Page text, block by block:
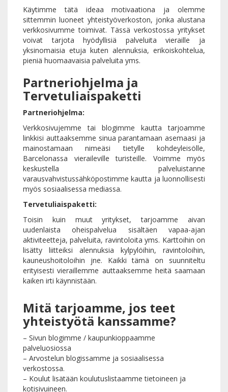
Käytimme tätä ideaa motivaationa ja olemme
sittemmin luoneet yhteistyöverkoston, jonka alustana
verkkosivumme toimivat. Tässä verkostossa yritykset
voivat tarjota hyödyllisiä palveluita vieraille ja
yksinomaisia etuja kuten alennuksia, erikoiskohtelua,
pieniä huomaavaisia palveluita yms.
Partneriohjelma ja
Tervetuliaispaketti
Partneriohjelma:
Verkkosivujemme tai blogimme kautta tarjoamme
linkkisi auttaaksemme sinua parantamaan asemaasi ja
mainostamaan nimeäsi tietylle kohdeyleisölle,
Barcelonassa vieraileville turisteille. Voimme myös
keskustella palveluistanne
varausvahvistussähköpostimme kautta ja luonnollisesti
myös sosiaalisessa mediassa.
Tervetuliaispaketti:
Toisin kuin muut yritykset, tarjoamme aivan
uudenlaista oheispalvelua sisältäen vapaa-ajan
aktiviteetteja, palveluita, ravintoloita yms. Karttoihin on
lisätty liitteiksi alennuksia kylpylöihin, ravintoloihin,
kauneushoitoloihin jne. Kaikki tämä on suunniteltu
erityisesti vieraillemme auttaaksemme heitä saamaan
kaiken irti käynnistään.
Mitä tarjoamme, jos teet
yhteistyötä kanssamme?
– Sivun blogimme / kaupunkioppaamme
palveluosiossa
– Arvostelun blogissamme ja sosiaalisessa
verkostossa.
– Koulut lisätään koulutuslistaamme tietoineen ja
kotisivuineen.